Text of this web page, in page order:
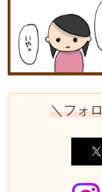
＼フォ